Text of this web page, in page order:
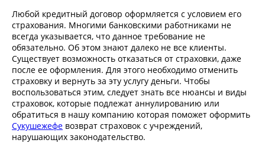
Любой кредитный договор оформляется с условием его
страхования. Многими банковскими работниками не
всегда указывается, что данное требование не
обязательно. Об этом знают далеко не все клиенты.
Существует возможность отказаться от страховки, даже
после ее оформления. Для этого необходимо отменить
страховку и вернуть за эту услугу деньги. Чтобы
воспользоваться этим, следует знать все нюансы и виды
страховок, которые подлежат аннулированию или
обратиться в нашу компанию которая поможет оформить
Сукушежефе возврат страховок с учреждений,
нарушающих законодательство.